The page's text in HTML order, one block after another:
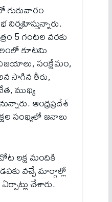
5 గంటల వరకు
కూటమి
సంక్షేమం,
సాగిన తీరు,
ముఖ్య
ఆంధ్రప్రదేశ్
సంఖ్యలో జనాలు
లక్ష మందికి
వచ్చే మార్గాల్లో
చేశారు.